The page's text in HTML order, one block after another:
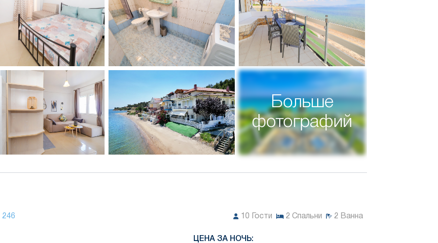
Больше
фотографий
246 10 Гости 2 Спальни 2 Ванна
ЦЕНА ЗА НОЧЬ: